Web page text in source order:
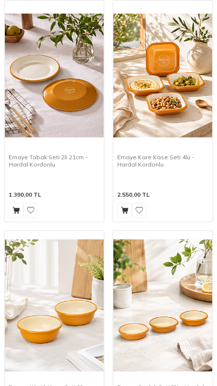
Emaye Tabak Seti 2li 21cm -
Hardal Kordonlu
1.390,00 TL
Emaye Kare Kase Seti 4lü -
Hardal Kordonlu
2.550,00 TL